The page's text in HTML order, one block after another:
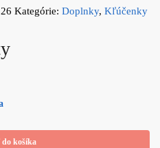
Kategórie: Doplnky, Kľúčenky
košíka